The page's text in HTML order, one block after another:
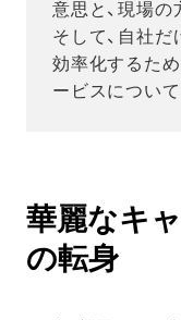
意思と、現場の
そして、自社
効率化するた
ービスについて
華麗なキ
の転身